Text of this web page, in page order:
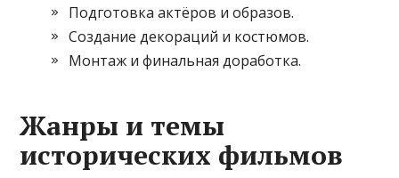
Подготовка актёров и образов.
Создание декораций и костюмов.
Монтаж и финальная доработка.
Жанры и темы
исторических фильмов